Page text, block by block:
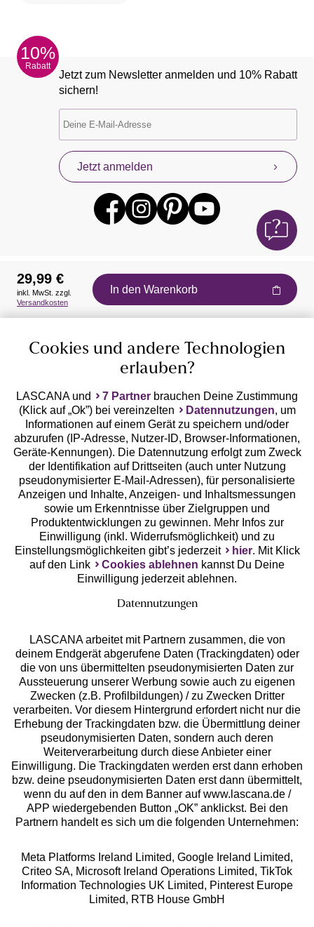
10%
Rabatt
Jetzt zum Newsletter anmelden und 10% Rabatt
sichern!
Jetzt anmelden
Auszeichnungen
Geprüfte Sicherheit
Unsere Apps
Services
Beratung
Über uns
Rechtliches
Alle Preise inkl. MwSt., zzgl.
Versandkosten
** Bonität vorausgesetzt, berechtigt zur Bonitätsprüfung
29,99 €
inkl. MwSt. zzgl.
Versandkosten
In den Warenkorb
Cookies und andere Technologien
erlauben?
LASCANA und 7 Partner brauchen Deine Zustimmung
(Klick auf „Ok”) bei vereinzelten
Datennutzungen, um
Informationen auf einem Gerät zu speichern und/oder
abzurufen (IP-Adresse, Nutzer-ID, Browser-Informationen,
Geräte-Kennungen). Die Datennutzung erfolgt zum Zweck
der Identifikation auf Drittseiten (auch unter Nutzung
pseudonymisierter E-Mail-Adressen), für personalisierte
Anzeigen und Inhalte, Anzeigen- und Inhaltsmessungen
sowie um Erkenntnisse über Zielgruppen und
Produktentwicklungen zu gewinnen. Mehr Infos zur
Einwilligung (inkl. Widerrufsmöglichkeit) und zu
Einstellungsmöglichkeiten gibt’s jederzeit
hier. Mit Klick
auf den Link
Cookies ablehnen kannst Du Deine
Einwilligung jederzeit ablehnen.
Datennutzungen
LASCANA arbeitet mit Partnern zusammen, die von
deinem Endgerät abgerufene Daten (Trackingdaten) oder
die von uns übermittelten pseudonymisierten Daten zur
Aussteuerung unserer Werbung sowie auch zu eigenen
Zwecken (z.B. Profilbildungen) / zu Zwecken Dritter
verarbeiten. Vor diesem Hintergrund erfordert nicht nur die
Erhebung der Trackingdaten bzw. die Übermittlung deiner
pseudonymisierten Daten, sondern auch deren
Weiterverarbeitung durch diese Anbieter einer
Einwilligung. Die Trackingdaten werden erst dann erhoben
bzw. deine pseudonymisierten Daten erst dann übermittelt,
wenn du auf den in dem Banner auf www.lascana.de /
APP wiedergebenden Button „OK” anklickst. Bei den
Partnern handelt es sich um die folgenden Unternehmen:
Meta Platforms Ireland Limited, Google Ireland Limited,
Criteo SA, Microsoft Ireland Operations Limited, TikTok
Information Technologies UK Limited, Pinterest Europe
Limited, RTB House GmbH